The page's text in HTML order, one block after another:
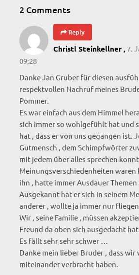
2 Comments
Reply
Christl Steinkellner , 7.
09:28
Danke Jan Gruber für diesen
respektvollen Nachruf meines
Pommer.
Es war einfach aus dem Himmel
sich immer so wohlgefühlt hat und
hat , dass er von uns gegangen ist.
Gutmensch , dem Schimpfwörter
mit jedem über alles sprechen
Meinungsverschiedenheiten waren
ihn , hatte immer Ausdauer
Ausgekannt hat er sich in seinem
anderer , wollte ja immer nur
Wir , seine Familie , müssen
Freund da oben sich ausgedacht
Es fällt sehr sehr schwer …
Danke mein lieber Bruder , dass wir
miteinander verbracht haben.